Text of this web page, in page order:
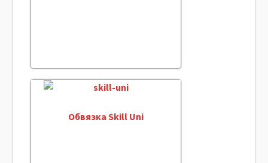
Обвязка Skill Uni